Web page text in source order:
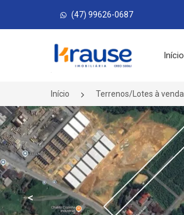
(47) 99626-0687
Página inicial
Início
Início Terrenos/Lotes à venda
<